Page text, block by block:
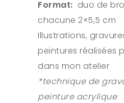
Format: duo de
chacune 2×5,5 cm
Illustrations,
peintures réalisées
dans mon atelier
*technique de
peinture acrylique